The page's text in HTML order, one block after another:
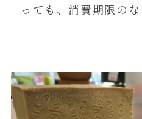
っても、消費期限のな